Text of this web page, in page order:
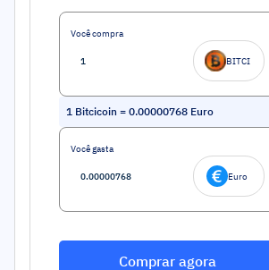
Você compra
BITCI
1 Bitcicoin = 0.00000768 Euro
Você gasta
Euro
Comprar agora